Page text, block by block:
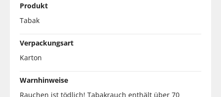
Produkt
Tabak
Verpackungsart
Karton
Warnhinweise
Rauchen ist tödlich! Tabakrauch enthält über 70